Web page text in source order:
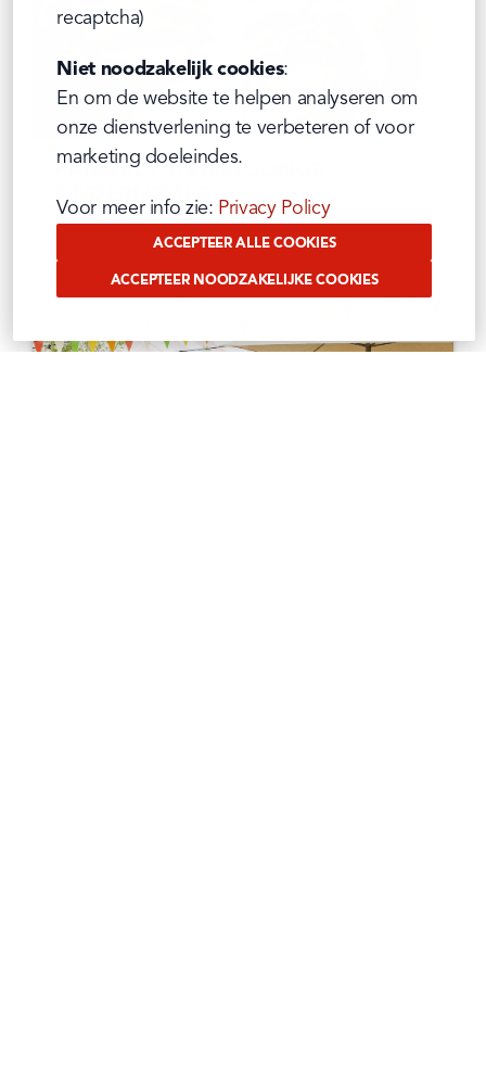
PAUWELS STEUNT JONGE
ONDERNEMERS
07/07/2025
recaptcha)
Niet noodzakelijk cookies:
En om de website te helpen analyseren om
onze dienstverlening te verbeteren of voor
marketing doeleindes.
Voor meer info zie: Privacy Policy
ACCEPTEER ALLE COOKIES
ACCEPTEER NOODZAKELIJKE COOKIES